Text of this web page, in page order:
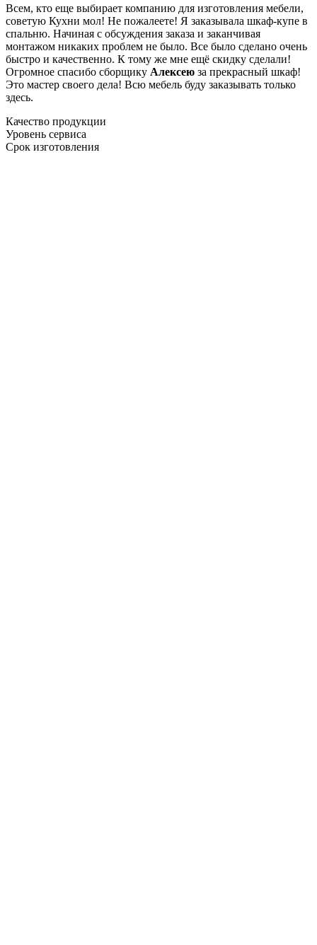
Всем, кто еще выбирает компанию для изготовления мебели,
советую Кухни мол! Не пожалеете! Я заказывала шкаф-купе в
спальню. Начиная с обсуждения заказа и заканчивая
монтажом никаких проблем не было. Все было сделано очень
быстро и качественно. К тому же мне ещё скидку сделали!
Огромное спасибо сборщику Алексею за прекрасный шкаф!
Это мастер своего дела! Всю мебель буду заказывать только
здесь.
Качество продукции
Уровень сервиса
Срок изготовления